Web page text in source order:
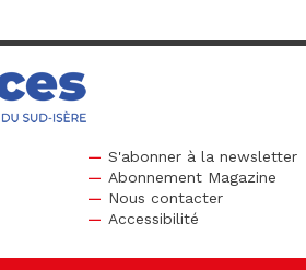
S'abonner à la newsletter
Abonnement Magazine
Nous contacter
Accessibilité